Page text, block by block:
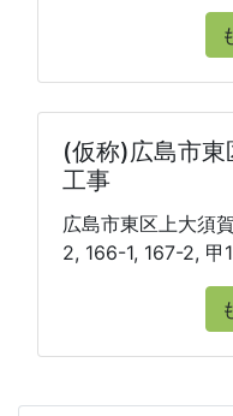
(仮称)広島市
工事
広島市東区上大須
2, 166-1, 167-2, 甲